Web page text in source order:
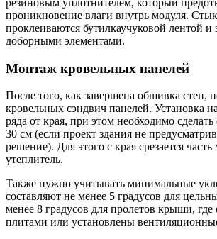
резиновым уплотнителем, который
проникновение влаги внутрь модуля.
проклеиваются бутилкаучуковой лентой и
доборными элементами.
Монтаж кровельных панелей
После того, как завершена обшивка стен,
кровельных сэндвич панелей. Установка
ряда от края, при этом необходимо
30 см (если проект здания не
решение). Для этого с края срезается часть
утеплитель.
Также нужно учитывать минимальные
составляют не менее 5 градусов для
менее 8 градусов для пролетов крыши,
плитами или установлены